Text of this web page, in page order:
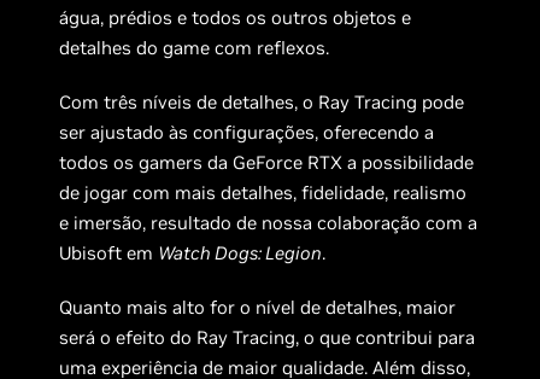
água, prédios e todos os outros objetos e
detalhes do game com reflexos.
Com três níveis de detalhes, o Ray Tracing pode
ser ajustado às configurações, oferecendo a
todos os gamers da GeForce RTX a possibilidade
de jogar com mais detalhes, fidelidade, realismo
e imersão, resultado de nossa colaboração com a
Ubisoft em Watch Dogs: Legion.
Quanto mais alto for o nível de detalhes, maior
será o efeito do Ray Tracing, o que contribui para
uma experiência de maior qualidade. Além disso,